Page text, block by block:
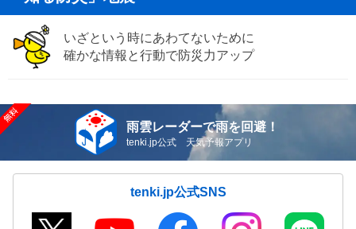
いざという時にあわてないために
確かな情報と行動で防災力アップ
雨雲レーダーで雨を回避！
tenki.jp公式 天気予報アプリ
tenki.jp公式SNS